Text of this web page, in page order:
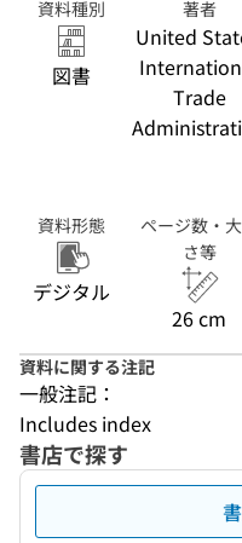
資料種別
図書
著者
United
Trade
資料形態
デジタル
ページ数・
さ等
26 cm
資料に関する注記
一般注記：
Includes index
書店で探す